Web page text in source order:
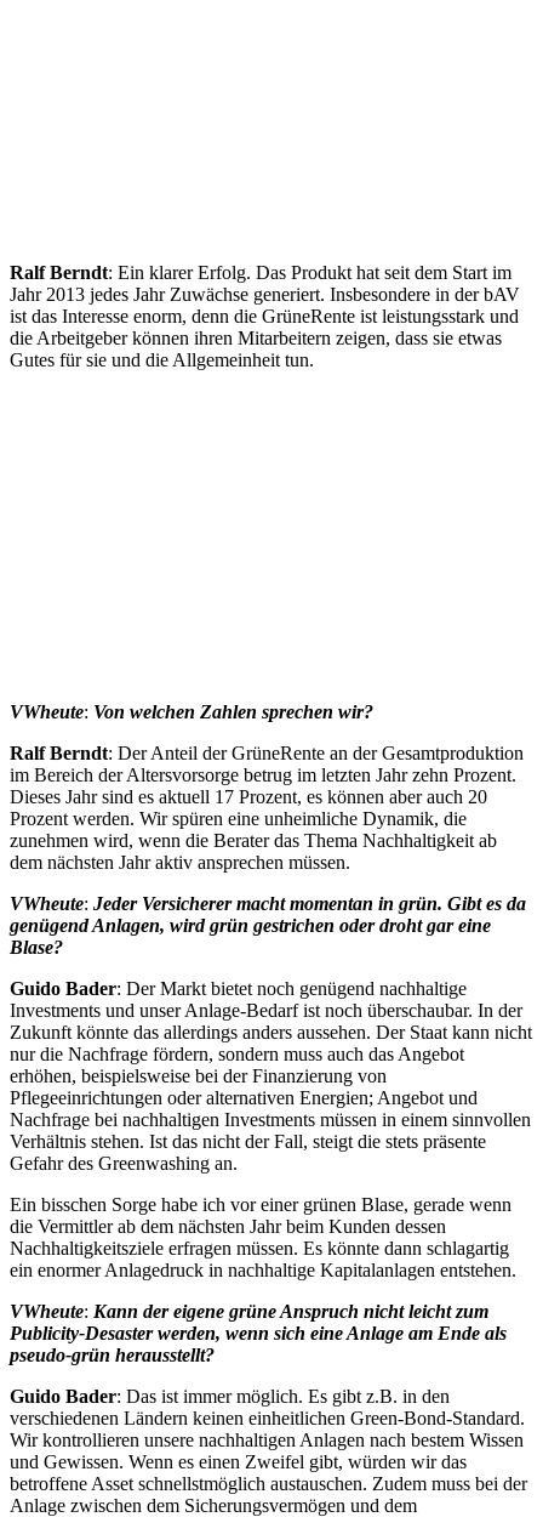
Ralf Berndt: Ein klarer Erfolg. Das Produkt hat seit dem Start im
Jahr 2013 jedes Jahr Zuwächse generiert. Insbesondere in der bAV
ist das Interesse enorm, denn die GrüneRente ist leistungsstark und
die Arbeitgeber können ihren Mitarbeitern zeigen, dass sie etwas
Gutes für sie und die Allgemeinheit tun.
VWheute: Von welchen Zahlen sprechen wir?
Ralf Berndt: Der Anteil der GrüneRente an der Gesamtproduktion
im Bereich der Altersvorsorge betrug im letzten Jahr zehn Prozent.
Dieses Jahr sind es aktuell 17 Prozent, es können aber auch 20
Prozent werden. Wir spüren eine unheimliche Dynamik, die
zunehmen wird, wenn die Berater das Thema Nachhaltigkeit ab
dem nächsten Jahr aktiv ansprechen müssen.
VWheute: Jeder Versicherer macht momentan in grün. Gibt es da
genügend Anlagen, wird grün gestrichen oder droht gar eine
Blase?
Guido Bader: Der Markt bietet noch genügend nachhaltige
Investments und unser Anlage-Bedarf ist noch überschaubar. In der
Zukunft könnte das allerdings anders aussehen. Der Staat kann nicht
nur die Nachfrage fördern, sondern muss auch das Angebot
erhöhen, beispielsweise bei der Finanzierung von
Pflegeeinrichtungen oder alternativen Energien; Angebot und
Nachfrage bei nachhaltigen Investments müssen in einem sinnvollen
Verhältnis stehen. Ist das nicht der Fall, steigt die stets präsente
Gefahr des Greenwashing an.
Ein bisschen Sorge habe ich vor einer grünen Blase, gerade wenn
die Vermittler ab dem nächsten Jahr beim Kunden dessen
Nachhaltigkeitsziele erfragen müssen. Es könnte dann schlagartig
ein enormer Anlagedruck in nachhaltige Kapitalanlagen entstehen.
VWheute: Kann der eigene grüne Anspruch nicht leicht zum
Publicity-Desaster werden, wenn sich eine Anlage am Ende als
pseudo-grün herausstellt?
Guido Bader: Das ist immer möglich. Es gibt z.B. in den
verschiedenen Ländern keinen einheitlichen Green-Bond-Standard.
Wir kontrollieren unsere nachhaltigen Anlagen nach bestem Wissen
und Gewissen. Wenn es einen Zweifel gibt, würden wir das
betroffene Asset schnellstmöglich austauschen. Zudem muss bei der
Anlage zwischen dem Sicherungsvermögen und dem